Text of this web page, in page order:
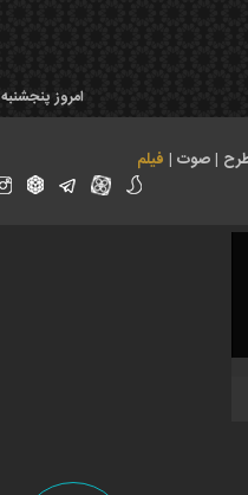
امروز پنجشنبه ۱۴۰۵/۰۵/۱۵
|صوت | فیلم